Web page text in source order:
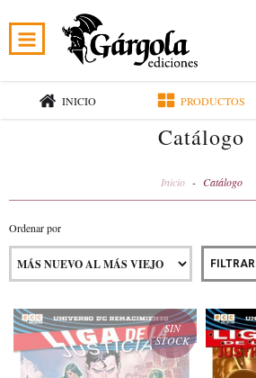
INICIO PRODUCTOS
Catálogo
Inicio - Catálogo
Ordenar por
FILTRAR
SIN
STOCK